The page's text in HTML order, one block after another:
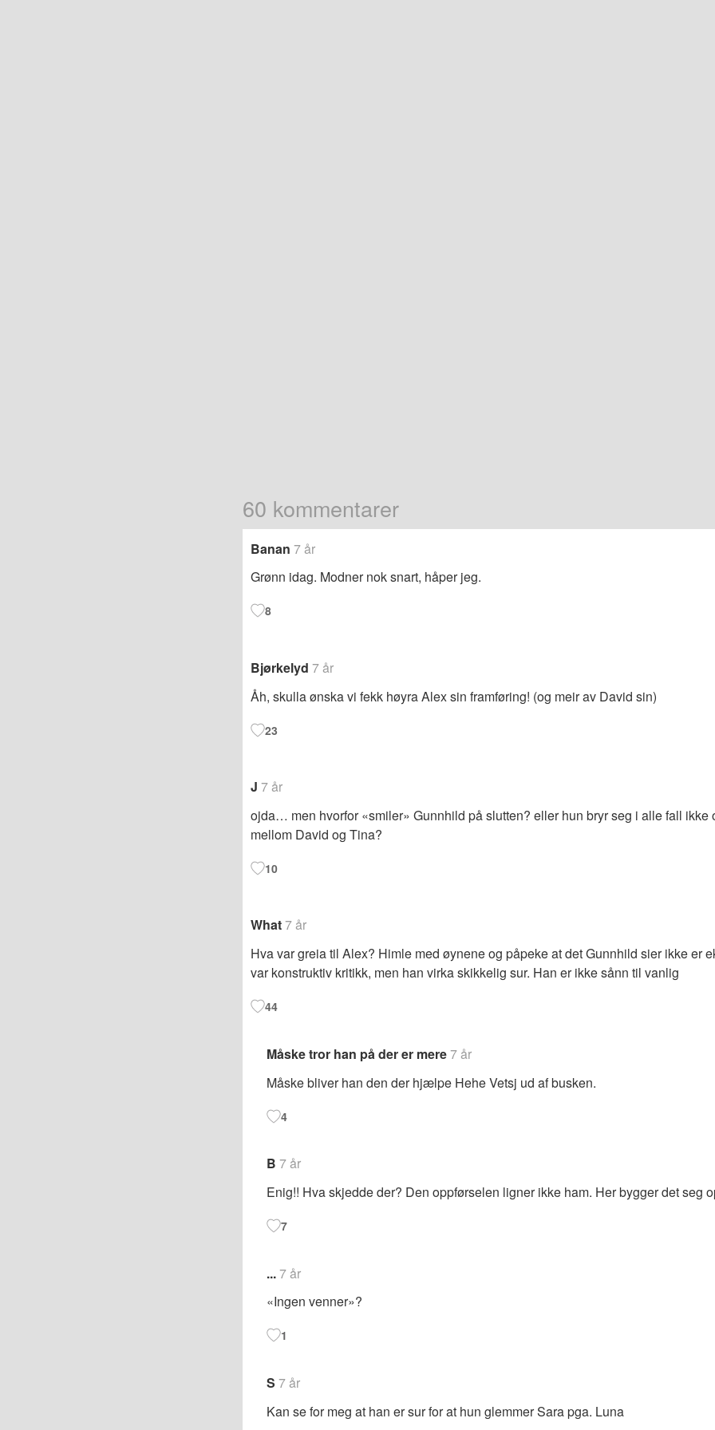
60 kommentarer
Banan 7 år
Grønn idag. Modner nok snart, håper jeg.
8
Bjørkelyd 7 år
Åh, skulla ønska vi fekk høyra Alex sin framføring! (og meir av David sin)
23
J 7 år
ojda… men hvorfor «smiler» Gunnhild på slutten? eller hun bryr seg i alle fall ikke
mellom David og Tina?
10
What7 år
Hva var greia til Alex? Himle med øynene og påpeke at det Gunnhild sier ikke er
var konstruktiv kritikk, men han virka skikkelig sur. Han er ikke sånn til vanlig
44
Måske tror han på der er mere7 år
Måske bliver han den der hjælpe Hehe Vetsj ud af busken.
4
B 7 år
Enig!! Hva skjedde der? Den oppførselen ligner ikke ham. Her bygger det seg
7
...7 år
«Ingen venner»?
1
S 7 år
Kan se for meg at han er sur for at hun glemmer Sara pga. Luna